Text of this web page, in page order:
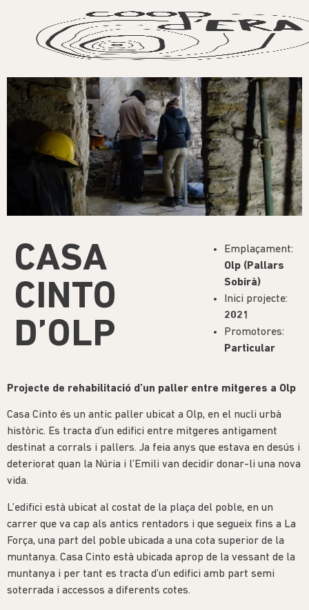
CASA
CINTO
D’OLP
Emplaçament:
Olp (Pallars
Sobirà)
Inici projecte:
2021
Promotores:
Particular
Projecte de rehabilitació d’un paller entre mitgeres a Olp
Casa Cinto és un antic paller ubicat a Olp, en el nucli urbà
històric. Es tracta d’un edifici entre mitgeres antigament
destinat a corrals i pallers. Ja feia anys que estava en desús i
deteriorat quan la Núria i l’Emili van decidir donar-li una nova
vida.
L’edifici està ubicat al costat de la plaça del poble, en un
carrer que va cap als antics rentadors i que segueix fins a La
Força, una part del poble ubicada a una cota superior de la
muntanya. Casa Cinto està ubicada aprop de la vessant de la
muntanya i per tant es tracta d’un edifici amb part semi
soterrada i accessos a diferents cotes.